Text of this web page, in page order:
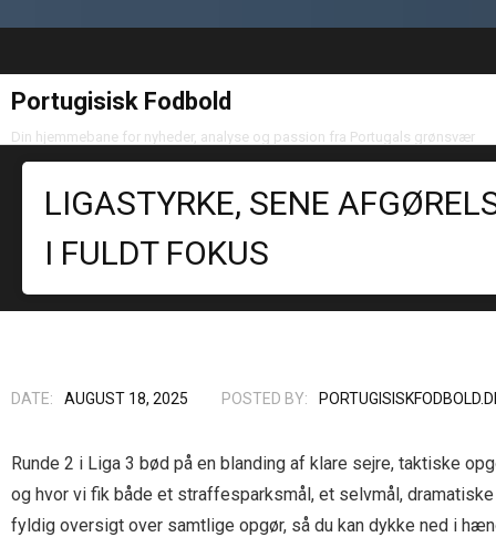
Portugisisk Fodbold
Din hjemmebane for nyheder, analyse og passion fra Portugals grønsvær
LIGASTYRKE, SENE
I FULDT FOKUS
DATE: AUGUST 18, 2025 POSTED BY:
Runde 2 i Liga 3 bød på en blanding af klare sejre, taktiske
og hvor vi fik både et straffesparksmål, et selvmål,
fyldig oversigt over samtlige opgør, så du kan dykke ned i